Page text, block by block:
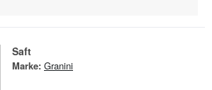
Saft
Marke: Granini